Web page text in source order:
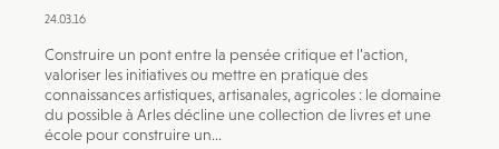
24.03.16
Construire un pont entre la pensée critique et l’action,
valoriser les initiatives ou mettre en pratique des
connaissances artistiques, artisanales, agricoles : le domaine
du possible à Arles décline une collection de livres et une
école pour construire un...